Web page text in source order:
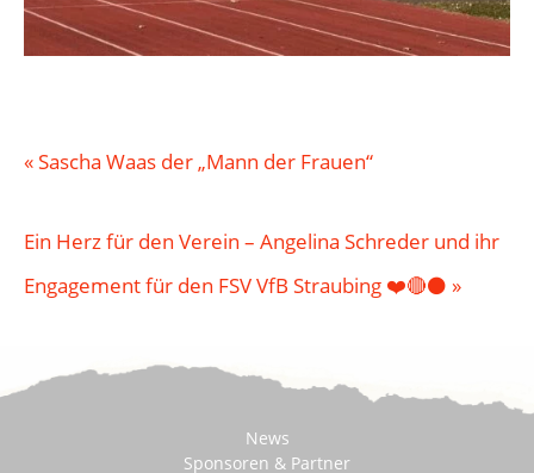
«Sascha Waas der „Mann der Frauen“
Ein Herz für den Verein – Angelina Schreder und ihr
Engagement für den FSV VfB Straubing ❤️🔴⚫ »
News
Sponsoren & Partner